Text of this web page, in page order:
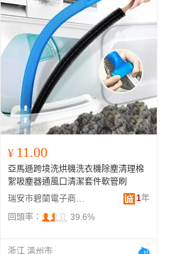
¥ 11.00
亞馬遜跨境洗烘機洗衣機除塵清理棉
絮吸塵器通風口清潔套件軟管刷
瑞安市碧蘭電子商務商行
1年
回頭率：
39.6%
浙江 溫州市